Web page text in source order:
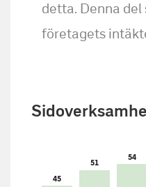
detta. Denna del
företagets
45
51
54